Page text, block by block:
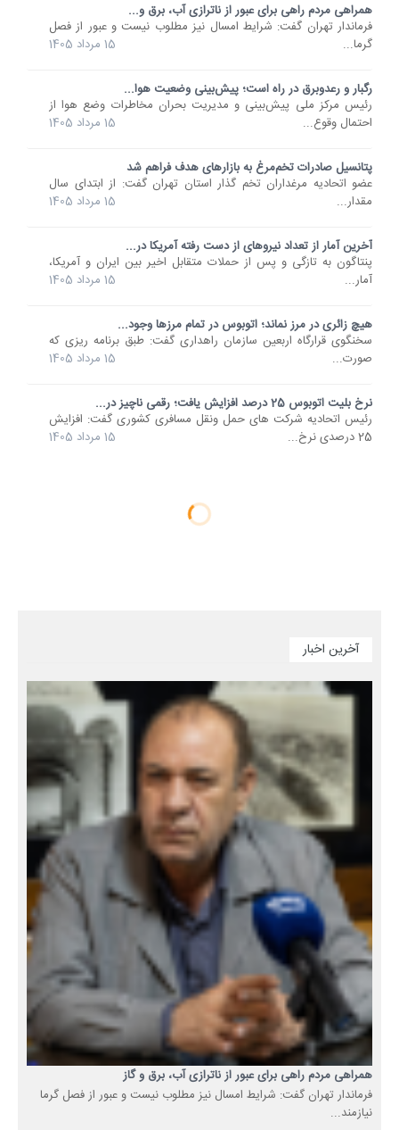
همراهی مردم راهی برای عبور از ناترازی آب، برق و...
فرماندار تهران گفت: شرایط امسال نیز مطلوب نیست و عبور از فصل
گرما...
15 مرداد 1405
رگبار و رعدوبرق در راه است؛ پیش‌بینی وضعیت هوا...
رئیس مرکز ملی پیش‌بینی و مدیریت بحران مخاطرات وضع هوا از
احتمال وقوع...
15 مرداد 1405
پتانسیل صادرات تخم‌مرغ به بازارهای هدف فراهم شد
عضو اتحادیه مرغداران تخم گذار استان تهران گفت: از ابتدای سال
مقدار...
15 مرداد 1405
آخرین آمار از تعداد نیروهای از دست رفته آمریکا در...
پنتاگون به تازگی و پس از حملات متقابل اخیر بین ایران و آمریکا،
آمار...
15 مرداد 1405
هیچ زائری در مرز نماند؛ اتوبوس در تمام مرزها وجود...
سخنگوی قرارگاه اربعین سازمان راهداری گفت: طبق برنامه ریزی که
صورت...
15 مرداد 1405
نرخ بلیت اتوبوس 25 درصد افزایش یافت؛ رقمی ناچیز در...
رئیس اتحادیه شرکت های حمل ونقل مسافری کشوری گفت: افزایش
25 درصدی نرخ...
15 مرداد 1405
آخرین اخبار
همراهی مردم راهی برای عبور از ناترازی آب، برق و گاز
فرماندار تهران گفت: شرایط امسال نیز مطلوب نیست و عبور از فصل گرما
نیازمند...